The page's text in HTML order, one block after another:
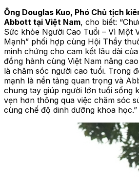
Ông Douglas Kuo, Phó Chủ tịch
Abbott tại Việt Nam, cho biết:
Sức khỏe Người Cao Tuổi – Vì Một
Mạnh” phối hợp cùng Hội Thầy
minh chứng cho cam kết lâu dài
đồng hành cùng Việt Nam nâng
là chăm sóc người cao tuổi. Trong
mạnh là nền tảng quan trọng và
chung tay giúp người lớn tuổi sống
vẹn hơn thông qua việc chăm sóc
cùng chế độ dinh dưỡng khoa học.”